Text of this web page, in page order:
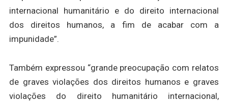
internacional humanitário e do direito internacional
dos direitos humanos, a fim de acabar com a
impunidade”.
Também expressou “grande preocupação com relatos
de graves violações dos direitos humanos e graves
violações do direito humanitário internacional,